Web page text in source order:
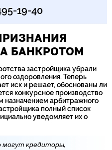
19-40
БАНКРОТОМ
застройщика убрали
оздоровления. Теперь
иск и решает, обоснованы ли
конкурсное производство
назначением арбитражного
полный список
уведомляет их о
могут кредиторы,